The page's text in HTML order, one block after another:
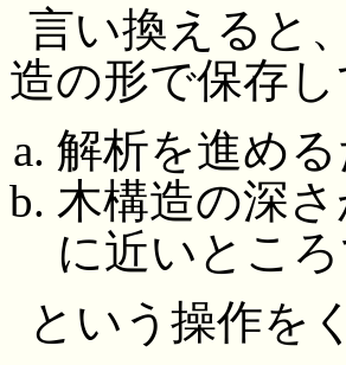
言い換えると
造の形で保存し
解析を進め
木構造の深
に近いとこ
という操作を